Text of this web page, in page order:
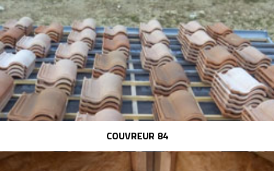
COUVREUR 84